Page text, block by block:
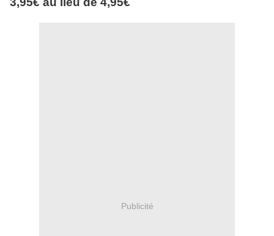
Publicité